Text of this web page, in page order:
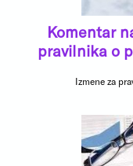
Komentar
pravilnika o
Izmene za